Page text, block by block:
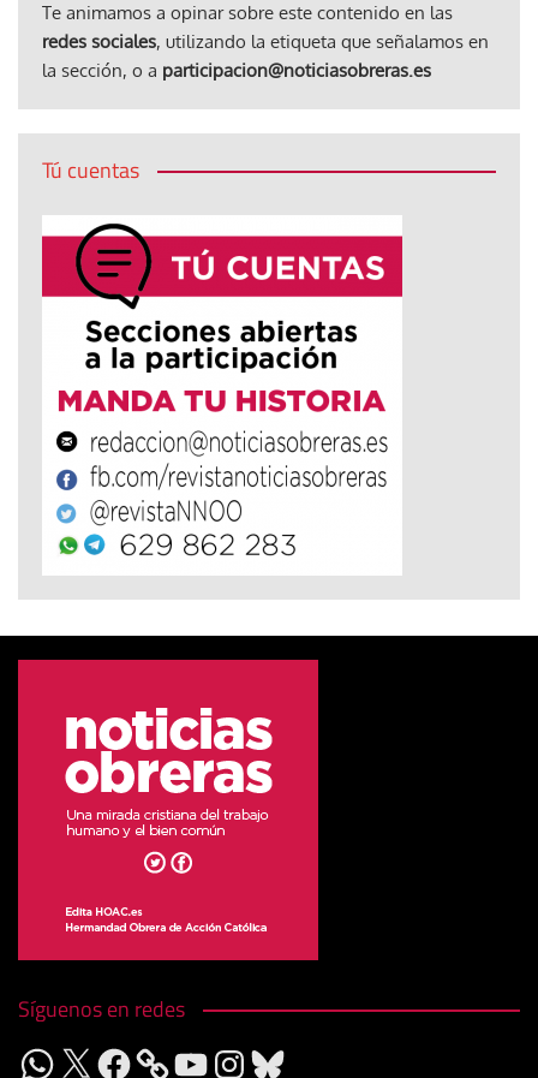
Te animamos a opinar sobre este contenido en las
redes sociales, utilizando la etiqueta que señalamos en
la sección, o a participacion@noticiasobreras.es
Tú cuentas
Síguenos en redes
WhatsApp
X Facebook YouTubeInstagram
Bluesky